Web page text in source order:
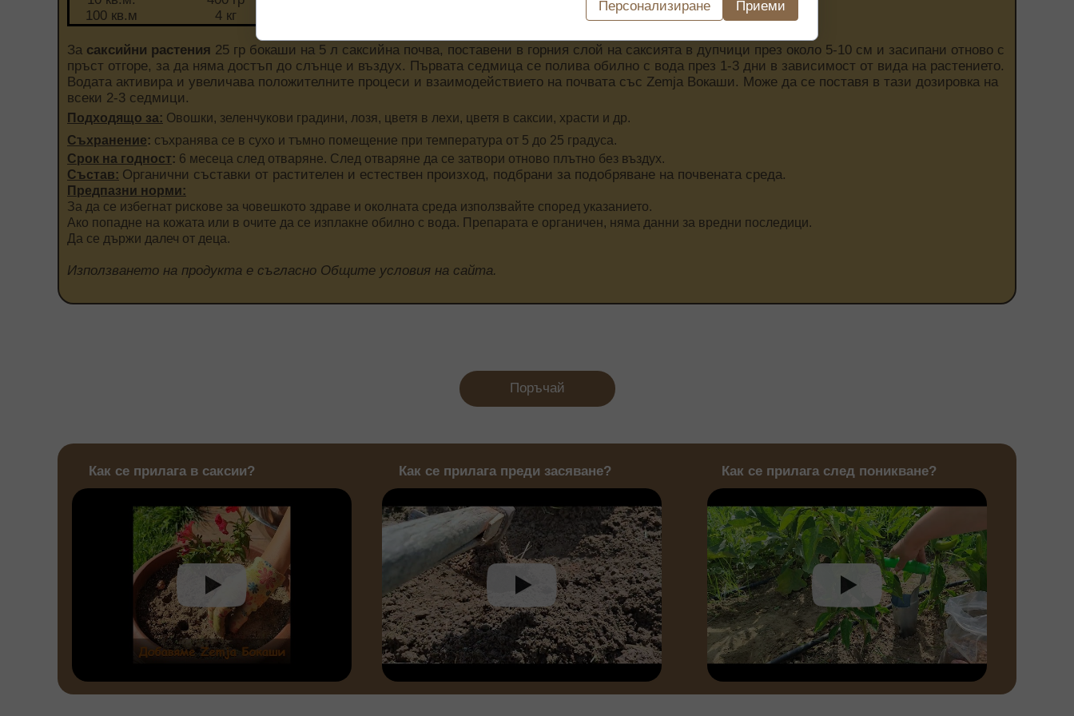
Поръчай
Как се прилага преди засяване? Как се прилага след поникване?
Как се прилага в саксии?
100 кв.м
4 кг
За саксийни растения 25 гр бокаши на 5 л саксийна почва, поставени в горния слой на саксията в дупчици през около 5-10 см и засипани отново с
пръст отгоре, за да няма достъп до слънце и въздух. Първата седмица се полива обилно с вода през 1-3 дни в зависимост от вида на растението.
Водата активира и увеличава положителните процеси и взаимодействието на почвата със Zemja Bокаши. Може да се поставя в тази дозировка на
всеки 2-3 седмици.
Подходящо за: Овошки, зеленчукови градини, лозя, цветя в лехи, цветя в саксии, храсти и др.
Съхранение: съхранява се в сухо и тъмно помещение при температура от 5 до 25 градуса.
Срок на годност: 6 месеца след отваряне. След отваряне да се затвори отново плътно без въздух.
Състав: Органични съставки от растителен и естествен произход, подбрани за подобряване на почвената среда.
Предпазни норми:
За да се избегнат рискове за човешкото здраве и околната среда използвайте според указанието.
Ако попадне на кожата или в очите да се изплакне обилно с вода. Препарата е органичен, няма данни за вредни последици.
Да се държи далеч от деца.
Използването на продукта е съгласно Общите условия на сайта.
Персонализиране Приеми